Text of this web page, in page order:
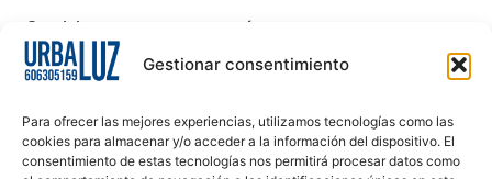
Gestionar consentimiento
Para ofrecer las mejores experiencias, utilizamos tecnologías como las
cookies para almacenar y/o acceder a la información del dispositivo. El
consentimiento de estas tecnologías nos permitirá procesar datos como
Servicio post venta y garantía
Condiciones generales de venta
Política de cookies
Aviso legal